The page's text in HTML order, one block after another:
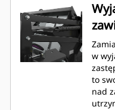
w
to
nad